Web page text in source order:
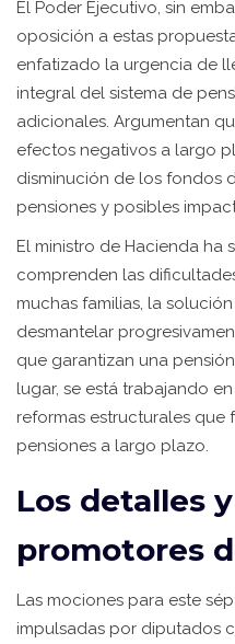
El Poder Ejecutivo, sin
oposición a estas
enfatizado la urgencia de
integral del sistema de
adicionales. Argumentan
efectos negativos a largo
disminución de los fondos
pensiones y posibles
El ministro de Hacienda ha
comprenden las
muchas familias, la
desmantelar
que garantizan una
lugar, se está trabajando
reformas estructurales que
pensiones a largo plazo.
Los detalles
promotores
Las mociones para este
impulsadas por diputados